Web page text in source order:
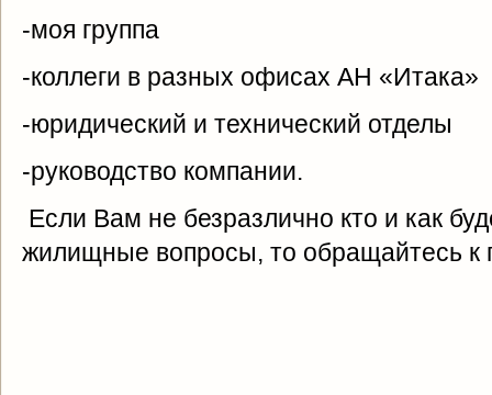
-моя группа
-коллеги в разных офисах АН «Итака»
-юридический и технический отделы
-руководство компании.
Если Вам не безразлично кто и как
жилищные вопросы, то обращайтесь к